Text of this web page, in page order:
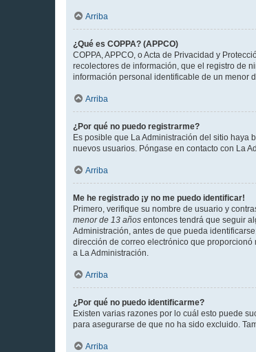
Arriba
¿Qué es COPPA? (APPCO)
COPPA, APPCO, o Acta de Privacidad y
recolectores de información, que el registro de
información personal identificable de un menor
Arriba
¿Por qué no puedo registrarme?
Es posible que La Administración del sitio haya
nuevos usuarios. Póngase en contacto con La
Arriba
Me he registrado ¡y no me puedo identificar!
Primero, verifique su nombre de usuario y
menor de 13 años entonces tendrá que seguir
Administración, antes de que pueda
dirección de correo electrónico que
a La Administración.
Arriba
¿Por qué no puedo identificarme?
Existen varias razones por lo cuál esto puede
para asegurarse de que no ha sido excluido.
Arriba